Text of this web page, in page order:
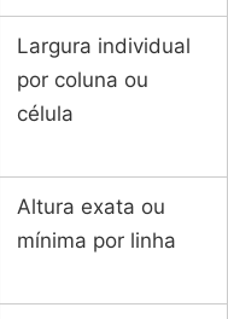
Largura individual
por coluna ou
célula
Altura exata ou
mínima por linha